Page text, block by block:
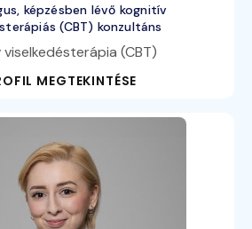
képzésben lévő kognitív
(CBT) konzultáns
viselkedésterápia (CBT)
MEGTEKINTÉSE